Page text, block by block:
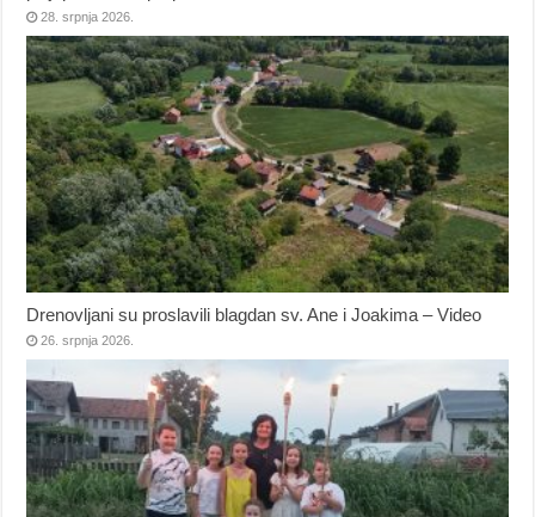
28. srpnja 2026.
Drenovljani su proslavili blagdan sv. Ane i Joakima – Video
26. srpnja 2026.